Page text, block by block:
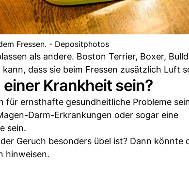
Fressen. - Depositphotos
als andere. Boston Terrier, Boxer,
dass sie beim Fressen zusätzlich Luft
Krankheit sein?
für ernsthafte gesundheitliche Probleme
Darm-Erkrankungen oder sogar eine
sein.
Geruch besonders übel ist? Dann könnte
hinweisen.